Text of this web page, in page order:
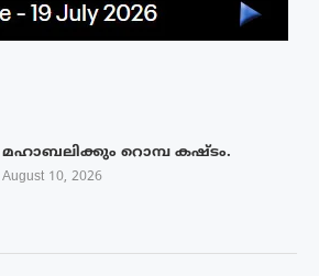
മഹാബലിക്കും റൊമ്പ കഷ്ടം.
August 10, 2026